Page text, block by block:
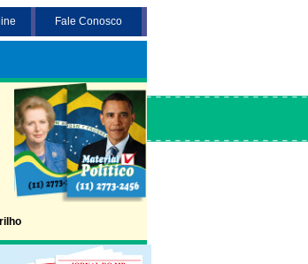
Fale Conosco